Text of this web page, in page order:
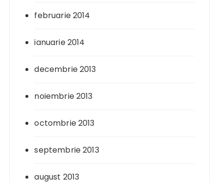
februarie 2014
ianuarie 2014
decembrie 2013
noiembrie 2013
octombrie 2013
septembrie 2013
august 2013